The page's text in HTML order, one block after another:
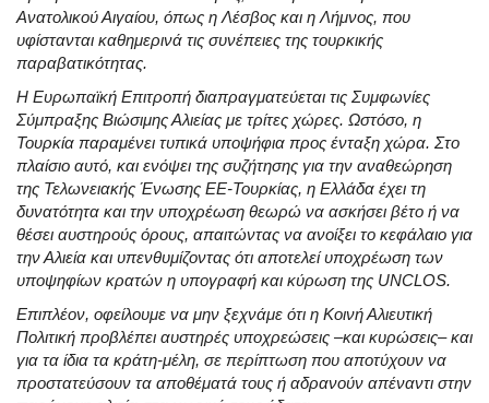
Ανατολικού Αιγαίου, όπως η Λέσβος και η Λήμνος, που
υφίστανται καθημερινά τις συνέπειες της τουρκικής
παραβατικότητας.
Η Ευρωπαϊκή Επιτροπή διαπραγματεύεται τις Συμφωνίες
Σύμπραξης Βιώσιμης Αλιείας με τρίτες χώρες. Ωστόσο, η
Τουρκία παραμένει τυπικά υποψήφια προς ένταξη χώρα. Στο
πλαίσιο αυτό, και ενόψει της συζήτησης για την αναθεώρηση
της Τελωνειακής Ένωσης ΕΕ-Τουρκίας, η Ελλάδα έχει τη
δυνατότητα και την υποχρέωση θεωρώ να ασκήσει βέτο ή να
θέσει αυστηρούς όρους, απαιτώντας να ανοίξει το κεφάλαιο για
την Αλιεία και υπενθυμίζοντας ότι αποτελεί υποχρέωση των
υποψηφίων κρατών η υπογραφή και κύρωση της UNCLOS.
Επιπλέον, οφείλουμε να μην ξεχνάμε ότι η Κοινή Αλιευτική
Πολιτική προβλέπει αυστηρές υποχρεώσεις –και κυρώσεις– και
για τα ίδια τα κράτη-μέλη, σε περίπτωση που αποτύχουν να
προστατεύσουν τα αποθέματά τους ή αδρανούν απέναντι στην